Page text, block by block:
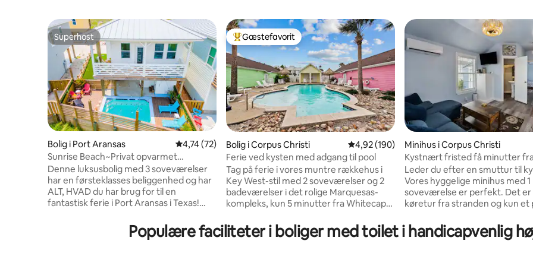
Superhost
Superhost
Bolig i Port Aransas 4,74 ud af 5 i gennemsnitlig bedømmelse, 72 omtaler
4,74 (72)
Sunrise Beach~Privat opvarmet
pool~Arkadespil
Denne luksusbolig med 3 soveværelser
har en førsteklasses beliggenhed og har
ALT, HVAD du har brug for til en
fantastisk ferie i Port Aransas i Texas!
*Adgangtil fælles pool
*Strandpromenade med adgang for
Bedste gæstefavorit
Gæstefavorit
Bolig i Corpus Christi 4,92 ud af 5 i gennemsnitlig bedømmelse,
4,92 (190)
Ferie ved kysten med adgang til pool
Tag på ferie i vores muntre rækkehus i
Key West-stil med 2 soveværelser og 2
badeværelser i det rolige Marquesas-
kompleks, kun 5 minutter fra Whitecap
plads til 4-8 gæster med 5 senge og er
ideelt til familier, par eller små grupper.
Minihus i Corpus Christi
Kystnært fristed få minutter
og centrum
Leder du efter en smuttur til kysten?
Vores hyggelige minihus med 1
soveværelse er perfekt. Det
køretur fra stranden og kun et
masser af spisesteder,
natteliv. Denne charmerende
Populære faciliteter i boliger med toilet i handicapvenlig